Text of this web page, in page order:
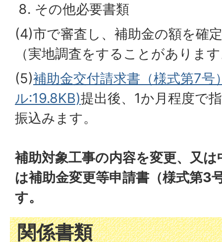
その他必要書類
(4)市で審査し、補助金の額を確
（実地調査をすることがありま
(5)補助金交付請求書（様式第7
ル:19.8KB)提出後、1か月程度で
振込みます。
補助対象工事の内容を変更、又
は補助金変更等申請書（様式第3
す。
関係書類